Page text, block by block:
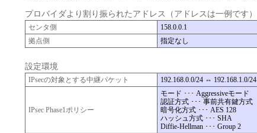
プロバイダより割り振られたアドレス（アドレスは一例です）
センタ側
158.0.0.1
拠点側
指定なし
設定環境
IPsecの対象とする中継パケット 192.168.0.0/24 ⇔ 192.168.1.0/24
IPsec Phase1ポリシー
モード ･･･ Aggressiveモード
認証方式 ･･･ 事前共有鍵方式
暗号化方式 ･･･ AES 128
ハッシュ方式 ･･･ SHA
Diffie-Hellman ･･･ Group 2